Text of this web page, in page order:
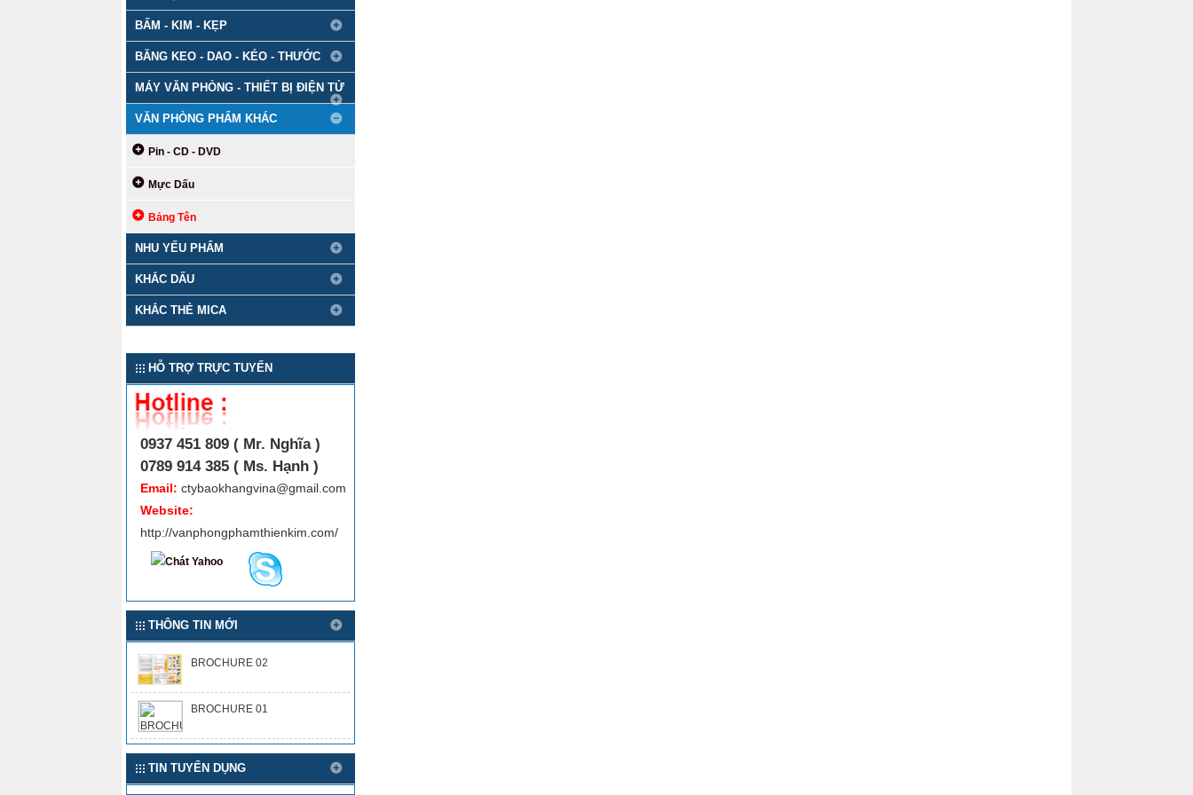
BẤM - KIM - KẸP
BĂNG KEO - DAO - KÉO - THƯỚC
MÁY VĂN PHÒNG - THIẾT BỊ ĐIỆN TỬ
VĂN PHÒNG PHẨM KHÁC
Pin - CD - DVD
Mực Dấu
Bảng Tên
NHU YẾU PHẨM
KHẮC DẤU
KHẮC THẺ MICA
HỖ TRỢ TRỰC TUYẾN
0937 451 809 ( Mr. Nghĩa )
0789 914 385 ( Ms. Hạnh )
Email: ctybaokhangvina@gmail.com
Website:
http://vanphongphamthienkim.com/
THÔNG TIN MỚI
BROCHURE 02
BROCHURE 01
TIN TUYỂN DỤNG